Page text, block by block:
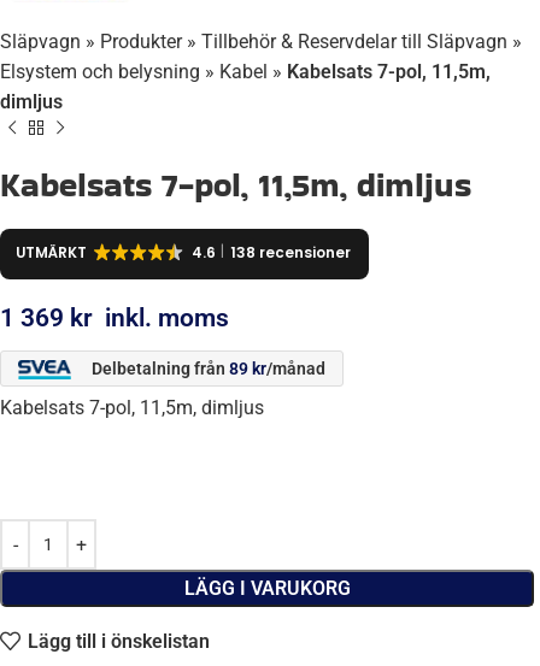
Släpvagn » Produkter» Tillbehör & Reservdelar till Släpvagn »
Elsystem och belysning » Kabel » Kabelsats 7-pol, 11,5m,
dimljus
Kabelsats 7-pol, 11,5m, dimljus
UTMÄRKT 4.6 138 recensioner
1 369 kr inkl. moms
Delbetalning från 89 kr/månad
Kabelsats 7-pol, 11,5m, dimljus
LÄGG I VARUKORG
Lägg till i önskelistan